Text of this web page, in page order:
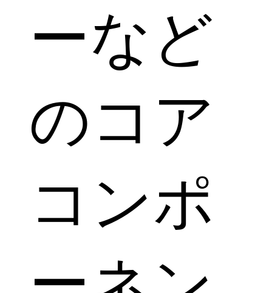
ーなど
のコア
コンポ